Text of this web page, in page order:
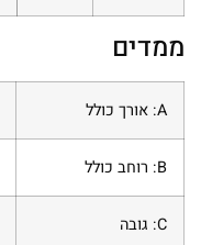
ממדים
A: אורך כולל
B: רוחב כולל
C: גובה